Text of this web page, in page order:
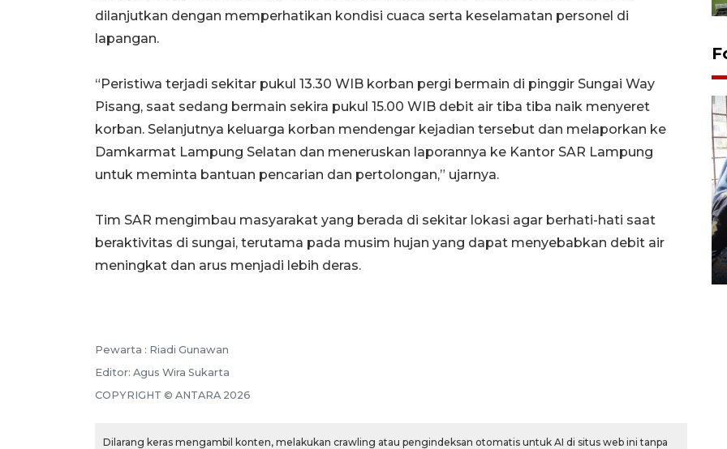
dilanjutkan dengan memperhatikan kondisi cuaca serta keselamatan personel di
lapangan.
“Peristiwa terjadi sekitar pukul 13.30 WIB korban pergi bermain di pinggir Sungai Way
Pisang, saat sedang bermain sekira pukul 15.00 WIB debit air tiba tiba naik menyeret
korban. Selanjutnya keluarga korban mendengar kejadian tersebut dan melaporkan ke
Damkarmat Lampung Selatan dan meneruskan laporannya ke Kantor SAR Lampung
untuk meminta bantuan pencarian dan pertolongan,” ujarnya.
Tim SAR mengimbau masyarakat yang berada di sekitar lokasi agar berhati-hati saat
beraktivitas di sungai, terutama pada musim hujan yang dapat menyebabkan debit air
meningkat dan arus menjadi lebih deras.
Pewarta : Riadi Gunawan
Editor: Agus Wira Sukarta
COPYRIGHT © ANTARA 2026
Dilarang keras mengambil konten, melakukan crawling atau pengindeksan otomatis untuk AI di situs web ini tanpa
Lampung naik pada Maret
2026